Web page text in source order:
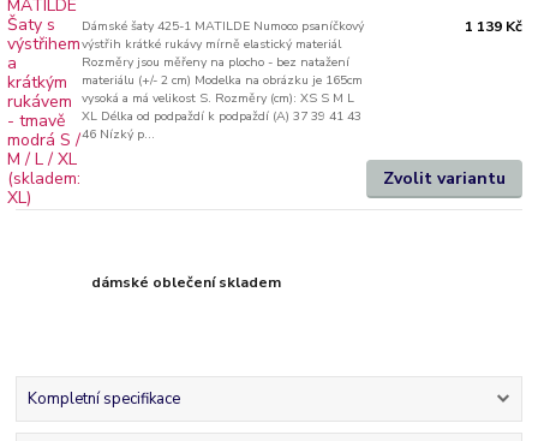
Dámské šaty 425-1 MATILDE Numoco psaníčkový
výstřih krátké rukávy mírně elastický materiál
Rozměry jsou měřeny na plocho - bez natažení
materiálu (+/- 2 cm) Modelka na obrázku je 165cm
vysoká a má velikost S. Rozměry (cm): XS S M L
XL Délka od podpaždí k podpaždí (A) 37 39 41 43
46 Nízký p...
1 139 Kč
Zvolit variantu
dámské oblečení skladem
Kompletní specifikace